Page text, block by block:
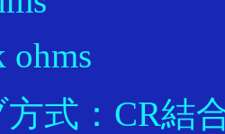
ohms
方式：CR結